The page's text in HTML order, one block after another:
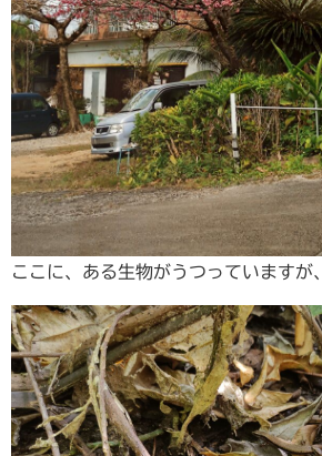
ここに、ある生物がうつっていますが